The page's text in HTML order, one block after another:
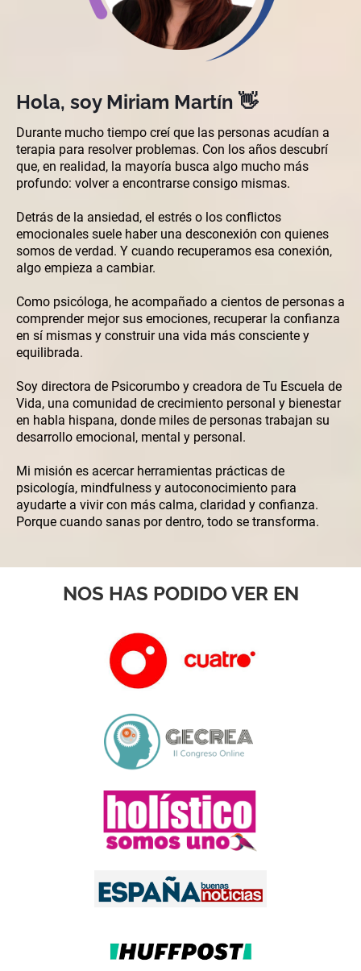
Hola, soy Miriam Martín 👋
Durante mucho tiempo creí que las personas acudían a
terapia para resolver problemas. Con los años descubrí
que, en realidad, la mayoría busca algo mucho más
profundo: volver a encontrarse consigo mismas.
Detrás de la ansiedad, el estrés o los conflictos
emocionales suele haber una desconexión con quienes
somos de verdad. Y cuando recuperamos esa conexión,
algo empieza a cambiar.
Como psicóloga, he acompañado a cientos de personas a
comprender mejor sus emociones, recuperar la confianza
en sí mismas y construir una vida más consciente y
equilibrada.
Soy directora de Psicorumbo y creadora de Tu Escuela de
Vida, una comunidad de crecimiento personal y bienestar
en habla hispana, donde miles de personas trabajan su
desarrollo emocional, mental y personal.
Mi misión es acercar herramientas prácticas de
psicología, mindfulness y autoconocimiento para
ayudarte a vivir con más calma, claridad y confianza.
Porque cuando sanas por dentro, todo se transforma.
NOS HAS PODIDO VER EN